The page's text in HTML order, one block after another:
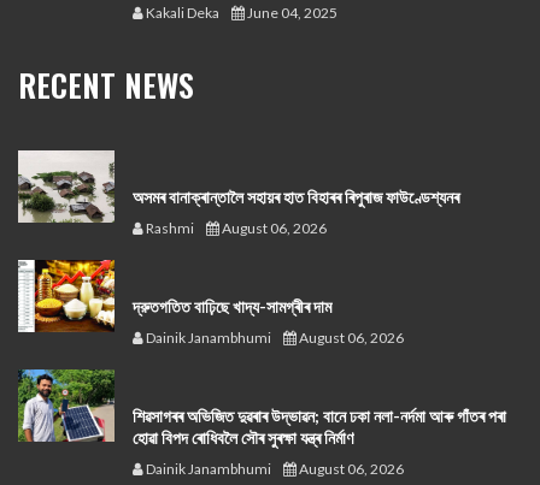
Kakali Deka June 04, 2025
RECENT NEWS
অসমৰ বানাক্ৰান্তালৈ সহায়ৰ হাত বিহাৰৰ ৰিপুৰাজ ফাউণ্ডেশ্যনৰ
Rashmi August 06, 2026
দ্রুতগতিত বাঢ়িছে খাদ্য-সামগ্ৰীৰ দাম
Dainik Janambhumi August 06, 2026
শিৱসাগৰৰ অভিজিত দুৱৰাৰ উদ্ভাৱন; বানে ঢকা নলা-নৰ্দমা আৰু গাঁতৰ পৰা
হোৱা বিপদ ৰোধিবলৈ সৌৰ সুৰক্ষা যন্ত্ৰ নিৰ্মাণ
Dainik Janambhumi August 06, 2026